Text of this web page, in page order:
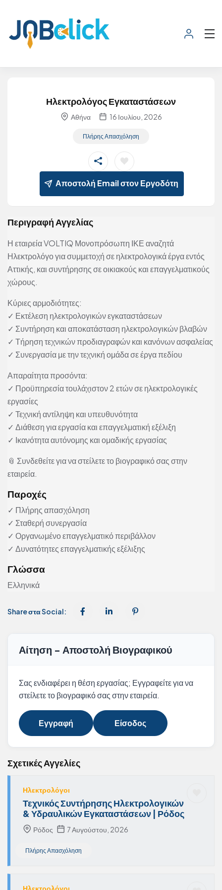
Ηλεκτρολόγος Εγκαταστάσεων
Αθήνα 16 Ιουλίου, 2026
Πλήρης Απασχόληση
Αποστολή Email στον Εργοδότη
Περιγραφή Αγγελίας
Η εταιρεία VOLTIQ Μονοπρόσωπη ΙΚΕ αναζητά
Ηλεκτρολόγο για συμμετοχή σε ηλεκτρολογικά έργα εντός
Αττικής, και συντήρησης σε οικιακούς και επαγγελματικούς
χώρους.
Κύριες αρμοδιότητες:
✓ Εκτέλεση ηλεκτρολογικών εγκαταστάσεων
✓ Συντήρηση και αποκατάσταση ηλεκτρολογικών βλαβών
✓ Τήρηση τεχνικών προδιαγραφών και κανόνων ασφαλείας
✓ Συνεργασία με την τεχνική ομάδα σε έργα πεδίου
Απαραίτητα προσόντα:
✓ Προϋπηρεσία τουλάχιστον 2 ετών σε ηλεκτρολογικές
εργασίες
✓ Τεχνική αντίληψη και υπευθυνότητα
✓ Διάθεση για εργασία και επαγγελματική εξέλιξη
✓ Ικανότητα αυτόνομης και ομαδικής εργασίας
📎 Συνδεθείτε για να στείλετε το βιογραφικό σας στην
εταιρεία.
Παροχές
✓ Πλήρης απασχόληση
✓ Σταθερή συνεργασία
✓ Οργανωμένο επαγγελματικό περιβάλλον
✓ Δυνατότητες επαγγελματικής εξέλιξης
Γλώσσα
Ελληνικά
Share στα Social:
Αίτηση - Αποστολή Βιογραφικού
Σας ενδιαφέρει η θέση εργασίας; Εγγραφείτε για να
στείλετε το βιογραφικό σας στην εταιρεία.
Εγγραφή Είσοδος
Σχετικές Αγγελίες
Ηλεκτρολόγοι
Τεχνικός Συντήρησης Ηλεκτρολογικών
& Υδραυλικών Εγκαταστάσεων | Ρόδος
Ρόδος 7 Αυγούστου, 2026
Πλήρης Απασχόληση
Ηλεκτρολόγοι